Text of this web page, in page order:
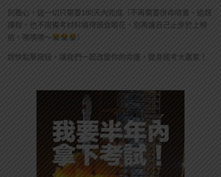
別擔心，這一切只需要180天內完成（不再需要拼命啃書、追趕
課程，也不用備考材料搞得頭昏眼花，別再讓自己止步於上榜
前，噢噢噢～
）
趕快點擊按鈕，讓我們一起改變你的命運，變身國考大贏家！